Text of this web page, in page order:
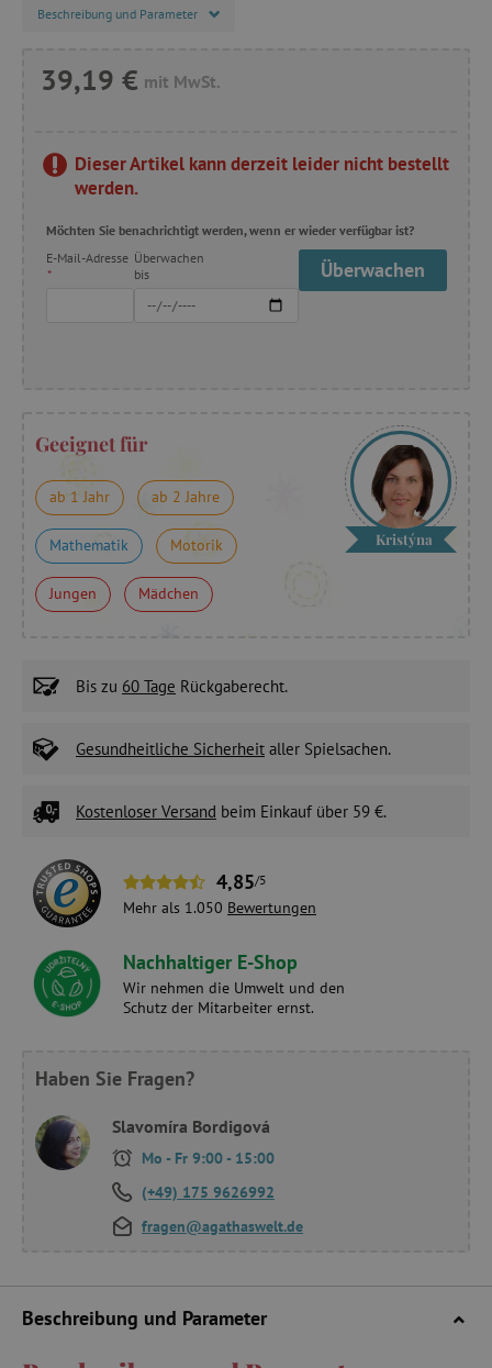
Beschreibung und Parameter
39,19 € mit MwSt.
Dieser Artikel kann derzeit leider nicht bestellt
werden.
Möchten Sie benachrichtigt werden, wenn er wieder verfügbar ist?
E-Mail-Adresse
*
Überwachen
bis
Überwachen
Geeignet für
ab 1 Jahr ab 2 Jahre
Mathematik Motorik
Jungen Mädchen
Kristýna
Bis zu 60 Tage Rückgaberecht.
Gesundheitliche Sicherheit aller Spielsachen.
Kostenloser Versand beim Einkauf über 59 €.
4,85/5
Mehr als 1.050 Bewertungen
Nachhaltiger E-Shop
Wir nehmen die Umwelt und den
Schutz der Mitarbeiter ernst.
Haben Sie Fragen?
Slavomíra Bordigová
Mo - Fr 9:00 - 15:00
(+49) 175 9626992
fragen@agathaswelt.de
Beschreibung und Parameter